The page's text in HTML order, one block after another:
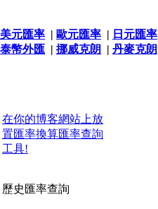
美元匯率 | 歐元匯率 | 日元匯率
泰幣外匯 | 挪威克朗 | 丹麥克朗
在你的博客網站上放
置匯率換算匯率查詢
工具!
歷史匯率查詢